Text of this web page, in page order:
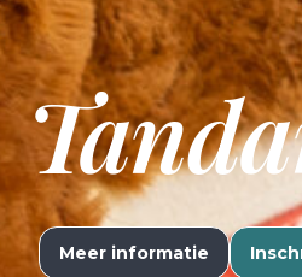
Meer informatie